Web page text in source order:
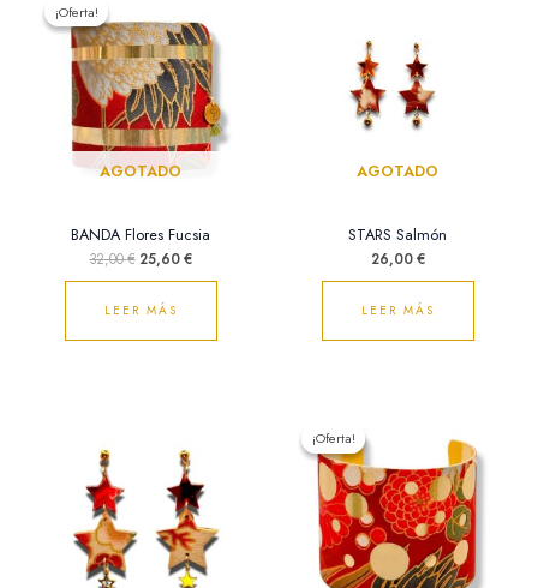
¡Oferta!
AGOTADO
¡Oferta!
BANDA Flores Fucsia
32,00€
original
era:
32,00 €.
25,60€
actual
es:
25,60 €.
LEER MÁS
AGOTADO
STARS Salmón
26,00€
LEER MÁS
¡Oferta!
¡Oferta!
32,00 €.
actual
es:
25,60 €.